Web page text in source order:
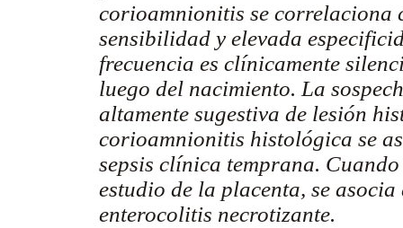
corioamnionitis se correlaciona
sensibilidad y elevada
frecuencia es clínicamente
luego del nacimiento. La
altamente sugestiva de lesión
corioamnionitis histológica se
sepsis clínica temprana.
estudio de la placenta, se
enterocolitis necrotizante.